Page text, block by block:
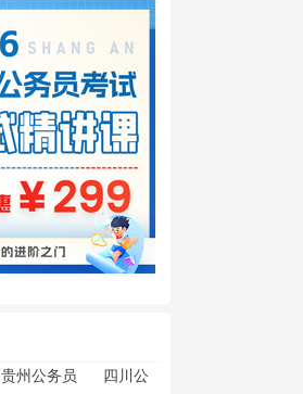
贵州公务员
四川公